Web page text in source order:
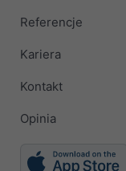
Referencje
Kariera
Kontakt
Opinia